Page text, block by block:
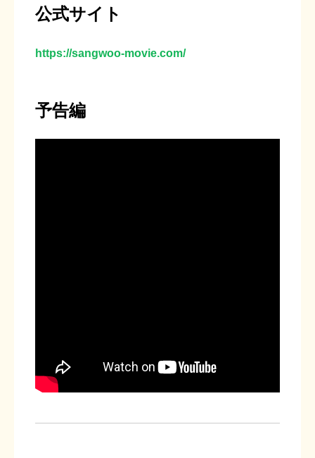
公式サイト
https://sangwoo-movie.com/
予告編